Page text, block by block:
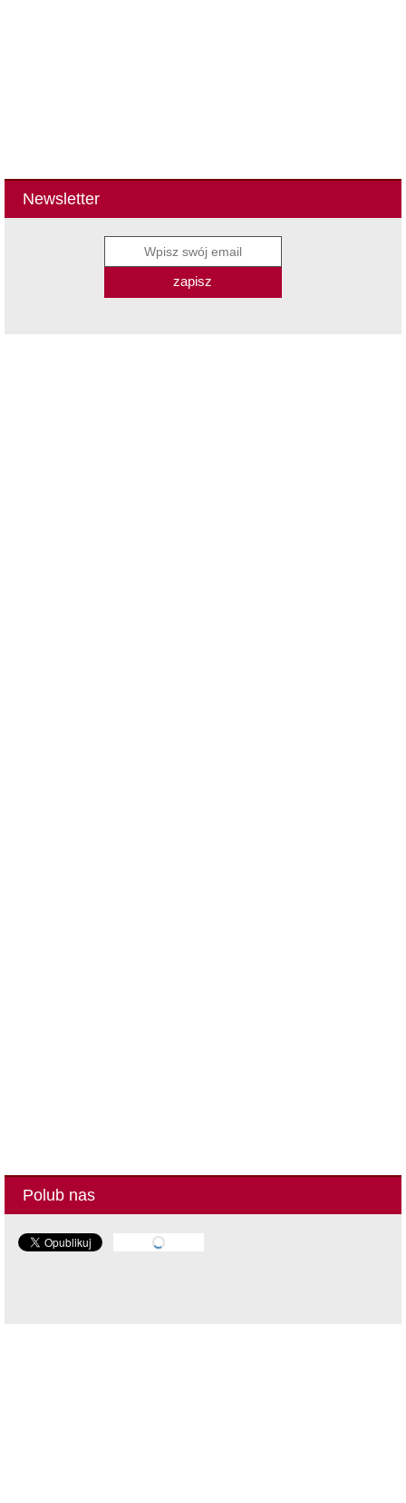
Newsletter
zapisz
Polub nas